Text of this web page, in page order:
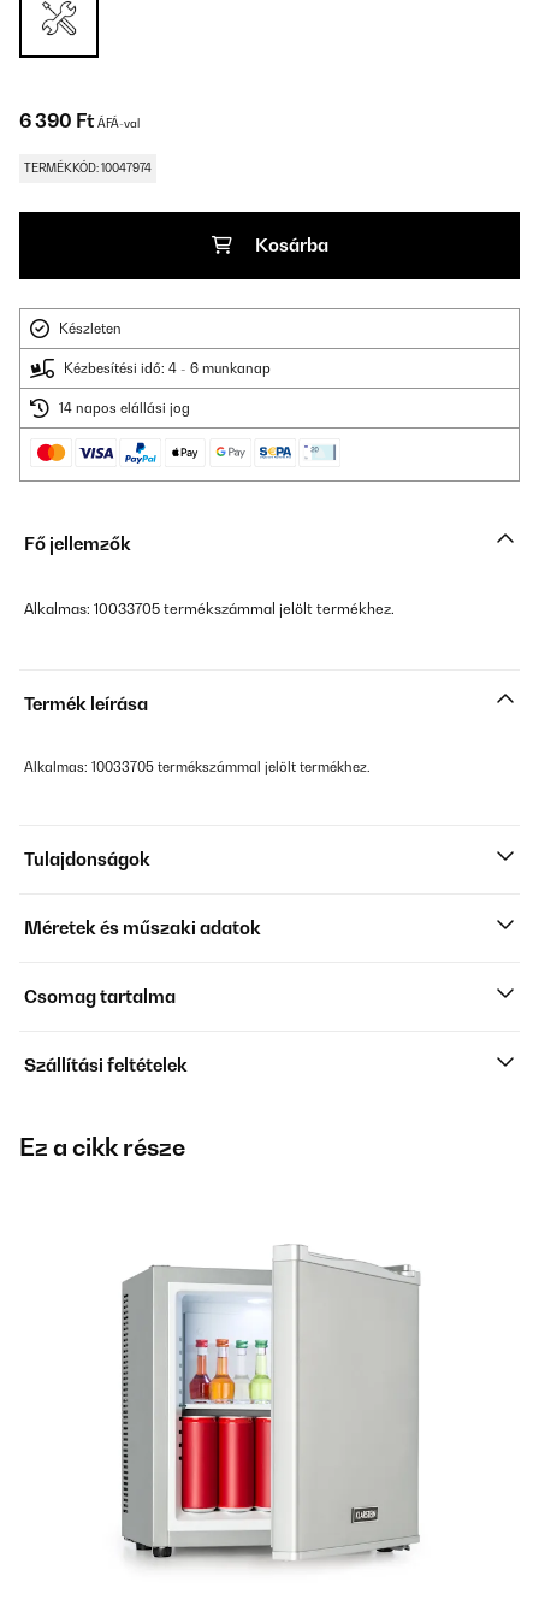
6 390 Ft ÁFÁ-val
TERMÉKKÓD: 10047974
Kosárba
Készleten
Kézbesítési idő: 4 - 6 munkanap
14 napos elállási jog
Fő jellemzők
Alkalmas: 10033705 termékszámmal jelölt termékhez.
Termék leírása
Alkalmas: 10033705 termékszámmal jelölt termékhez.
Tulajdonságok
Méretek és műszaki adatok
Csomag tartalma
Szállítási feltételek
Ez a cikk része